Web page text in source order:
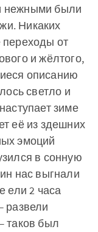
нежными были
Никаких
переходы от
и жёлтого,
описанию
светло и
зиме
её из здешних
эмоций
в сонную
нас выгнали
ели 2 часа
развели
таков был